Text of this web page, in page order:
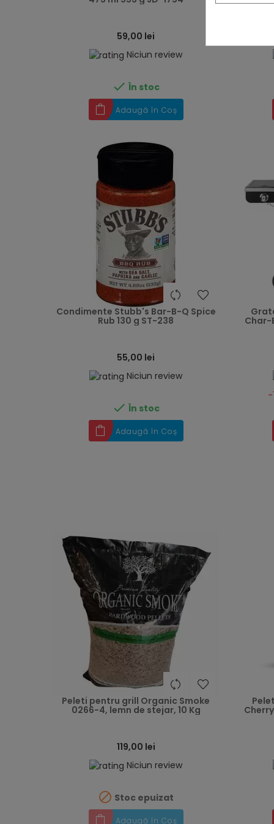
59,00 lei
Niciun review
 În stoc
Adaugă în Coș
heart
Condimente Stubb's Bar-B-Q Spice
Rub 130 g ST-238
55,00 lei
Niciun review
 În stoc
Adaugă în Coș
Char-
-
heart
Peleti pentru grill Organic Smoke
0266-4, lemn de stejar, 10 Kg
119,00 lei
Niciun review
 Stoc epuizat
Adaugă în Coș